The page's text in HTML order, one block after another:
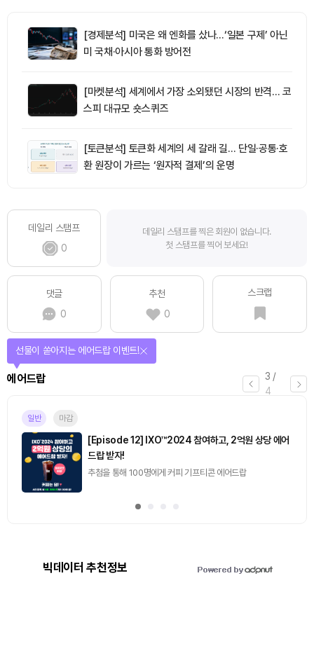
[경제분석] 미국은 왜 엔화를 샀나…‘일본 구제’ 아닌
미 국채·아시아 통화 방어전
[마켓분석] 세계에서 가장 소외됐던 시장의 반격… 코
스피 대규모 숏스퀴즈
[토큰분석] 토큰화 세계의 세 갈래 길… 단일·공통·호
환 원장이 가르는 ‘원자적 결제’의 운명
데일리 스탬프
0
데일리 스탬프를 찍은 회원이 없습니다.
첫 스탬프를 찍어 보세요!
댓글
0
추천
0
스크랩
3 /
4
에어드랍
선물이 쏟아지는 에어드랍 이벤트!
일반 마감
[Episode 12] IXO™2024 참여하고, 2억원 상당 에어
드랍 받자!
추첨을 통해 100명에게 커피 기프티콘 에어드랍
빅데이터 추천정보